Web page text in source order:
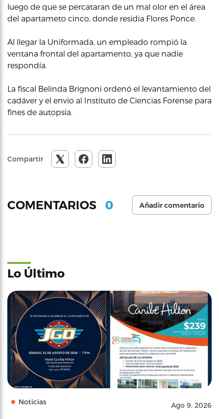
luego de que se percataran de un mal olor en el área
del apartameto cinco, donde residia Flores Ponce.
Al llegar la Uniformada, un empleado rompió la
ventana frontal del apartamento, ya que nadie
respondía.
La fiscal Belinda Brignoni ordenó el levantamiento del
cadáver y el envio al Instituto de Ciencias Forense para
fines de autopsia.
Compartir
COMENTARIOS 0 Añadir comentario
Lo Último
Noticias Ago 9, 2026